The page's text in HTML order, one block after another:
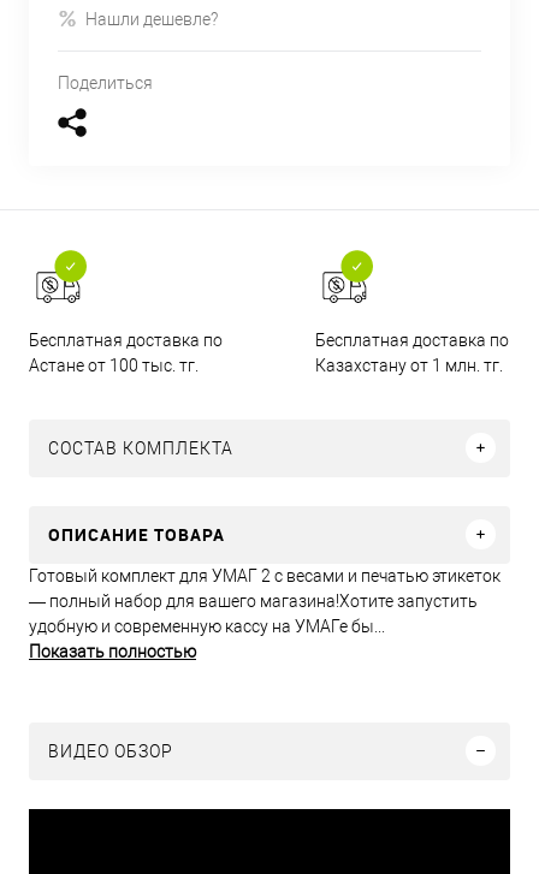
Нашли дешевле?
Поделиться
Бесплатная доставка по
Астане от 100 тыс. тг.
Бесплатная доставка по
Казахстану от 1 млн. тг.
СОСТАВ КОМПЛЕКТА
ОПИСАНИЕ ТОВАРА
Готовый комплект для УМАГ 2 с весами и печатью этикеток
— полный набор для вашего магазина!Хотите запустить
удобную и современную кассу на УМАГе бы...
Показать полностью
ВИДЕО ОБЗОР